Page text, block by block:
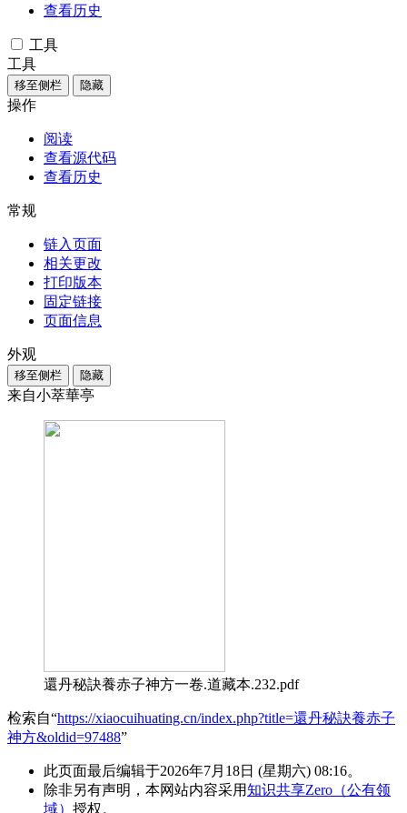
查看历史
工具
工具
移至侧栏 隐藏
操作
阅读
查看源代码
查看历史
常规
链入页面
相关更改
打印版本
固定链接
页面信息
外观
移至侧栏 隐藏
来自小萃華亭
還丹秘訣養赤子神方一卷.道藏本.232.pdf
检索自“https://xiaocuihuating.cn/index.php?title=還丹秘訣養赤子
神方&oldid=97488”
此页面最后编辑于2026年7月18日 (星期六) 08:16。
除非另有声明，本网站内容采用知识共享Zero（公有领
域） 授权。